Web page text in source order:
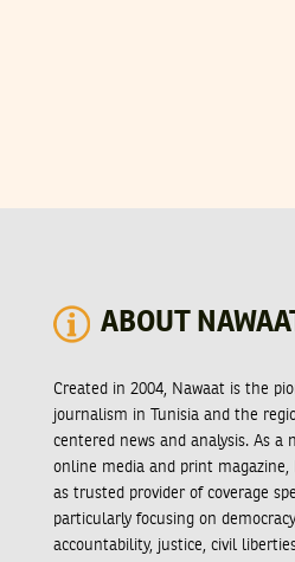
ABOUT
Created in 2004, Nawaat is the
journalism in Tunisia and the
centered news and analysis. As
online media and print
as trusted provider of coverage
particularly focusing on
accountability, justice, civil